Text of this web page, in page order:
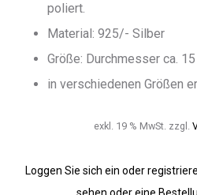
poliert.
Material: 925/- Silber
Größe: Durchmesser ca.
in verschiedenen Größen
exkl. 19 % MwSt. zzgl.
Loggen Sie sich ein oder